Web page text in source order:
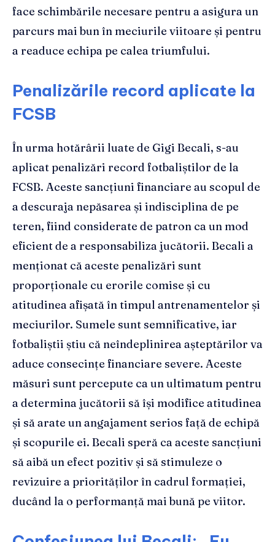
face schimbările necesare pentru a asigura un
parcurs mai bun în meciurile viitoare și pentru
a readuce echipa pe calea triumfului.
Penalizările record aplicate la
FCSB
În urma hotărârii luate de Gigi Becali, s-au
aplicat penalizări record fotbaliștilor de la
FCSB. Aceste sancțiuni financiare au scopul de
a descuraja nepăsarea și indisciplina de pe
teren, fiind considerate de patron ca un mod
eficient de a responsabiliza jucătorii. Becali a
menționat că aceste penalizări sunt
proporționale cu erorile comise și cu
atitudinea afișată în timpul antrenamentelor și
meciurilor. Sumele sunt semnificative, iar
fotbaliștii știu că neîndeplinirea așteptărilor va
aduce consecințe financiare severe. Aceste
măsuri sunt percepute ca un ultimatum pentru
a determina jucătorii să își modifice atitudinea
și să arate un angajament serios față de echipă
și scopurile ei. Becali speră ca aceste sancțiuni
să aibă un efect pozitiv și să stimuleze o
revizuire a priorităților în cadrul formației,
ducând la o performanță mai bună pe viitor.